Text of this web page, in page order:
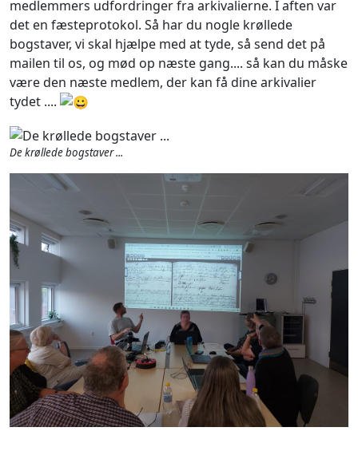
medlemmers udfordringer fra arkivalierne. I aften var
det en fæsteprotokol. Så har du nogle krøllede
bogstaver, vi skal hjælpe med at tyde, så send det på
mailen til os, og mød op næste gang.... så kan du måske
være den næste medlem, der kan få dine arkivalier
tydet ....
De krøllede bogstaver ...